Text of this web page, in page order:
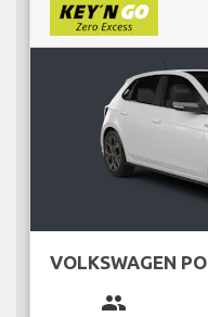
VOLKSWAGEN
group